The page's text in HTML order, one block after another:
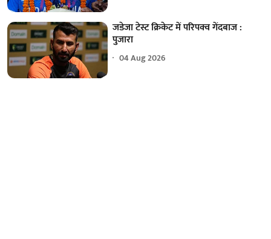
जडेजा टेस्ट क्रिकेट में परिपक्व गेंदबाज :
पुजारा
04 Aug 2026